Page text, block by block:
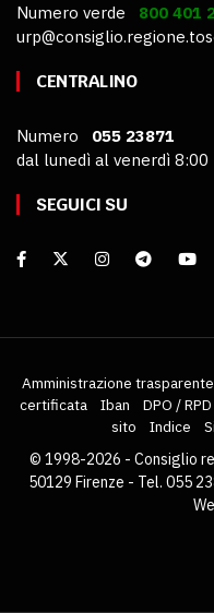
Numero verde 800 401
CENTRALINO
Numero 055 23871
dal lunedì al venerdì 8:00
SEGUICI SU
Amministrazione trasparente
certificata
Iban DPO / RPD
sito
Indice
© 1998-2026 - Consiglio
50129 Firenze - Tel. 055